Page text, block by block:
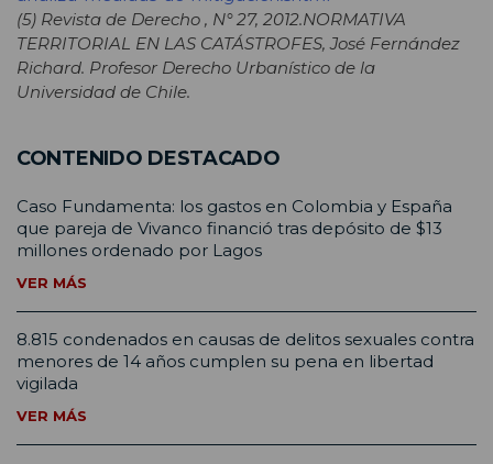
(5) Revista de Derecho , N° 27, 2012.NORMATIVA
TERRITORIAL EN LAS CATÁSTROFES, José Fernández
Richard. Profesor Derecho Urbanístico de la
Universidad de Chile.
CONTENIDO DESTACADO
Caso Fundamenta: los gastos en Colombia y España
que pareja de Vivanco financió tras depósito de $13
millones ordenado por Lagos
VER MÁS
8.815 condenados en causas de delitos sexuales contra
menores de 14 años cumplen su pena en libertad
vigilada
VER MÁS